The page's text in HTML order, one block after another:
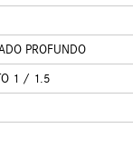
PROFUNDO
1 / 1.5